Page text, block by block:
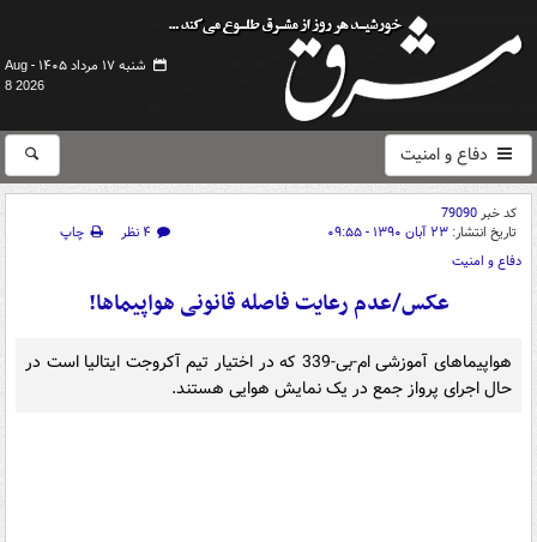
شنبه ۱۷ مرداد ۱۴۰۵ -
Aug
8 2026
دفاع و امنیت
کد خبر79090
تاریخ انتشار: ۲۳ آبان ۱۳۹۰ - ۰۹:۵۵ ۴ نظر
چاپ
دفاع و امنیت
عکس/عدم رعایت فاصله قانونی هواپیماها!
هواپیماهای آموزشی ام-بی-339 که در اختیار تیم آکروجت ایتالیا است در
حال اجرای پرواز جمع در یک نمایش هوایی هستند.